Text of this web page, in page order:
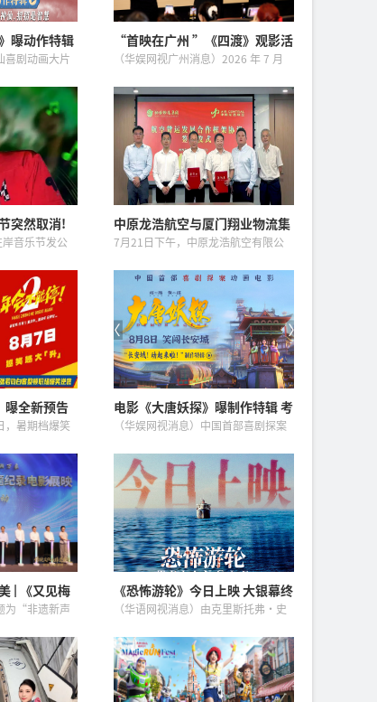
曝动作特辑
铸就超燃打
喜剧动画大片
、黄成希联手
后创作思路首
》由牟正洋
“首映在广州 ”《四渡》观影活
动在穗举办 观众在光影中汲取奋
进力量
（华娱网视广州消息）2026 年 7 月
业集团联合主办“首映在广州 ”纪念
红军长征胜利 90 周年重点影片《四
渡》优秀电影...
突然取消!
音乐节发公
节将延期举
酒补偿方
举办。演出...
中原龙浩航空与厦门翔业物流集
团签署航空货运发展合作框架协
议
7月21日下午，中原龙浩航空有限公
空货运发展合作框架协议签约仪式，
中原龙浩航空总经理杨翠生与厦门翔
业物流集团党委书记、董事长李国...
曝全新预告
整顿职场爆
，暑期档爆笑
向新癫疯”版
奔与白客饰演
气，一路...
电影《大唐妖探》曝制作特辑 考
究入微匠心打造机关长安城
（华娱网视消息）中国首部喜剧探案
安城！动起来啦！”制作特辑，向观
众全面揭开这座“机关长安城”从无
到有的创作全貌。特辑中，制作团
队...
| 《又见梅
主题纪录电
为“非遗新声
启动。本次影
制片厂（集
资办、中国电
《恐怖游轮》今日上映 大银幕终
见循环真相
（华语网视消息）由克里斯托弗·史
悬疑电影《恐怖游轮》今日正式全国
上映。这部被全球影迷奉为“无限循
环题材鼻祖”的作品，自2009年...